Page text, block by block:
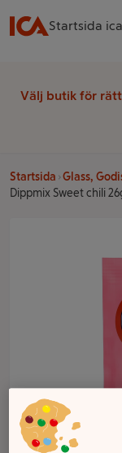
Startsida
Välj butik för
Startsida Glass,
Dippmix Sweet chili